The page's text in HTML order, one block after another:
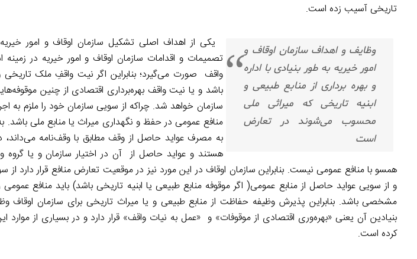
تاریخی آسیب زده است.
وظایف و اهداف سازمان اوقاف و
امور خیریه به طور بنیادی با اداره
و بهره برداری از منابع طبیعی و
ابنیه تاریخی که میراثی ملی
محسوب می‌شوند در تعارض
است
یکی از اهداف اصلی تشکیل سازمان اوقاف و امور
تصمیمات و اقدامات سازمان اوقاف و امور خیریه در زمینه
واقف صورت می‌گیرد؛ بنابراین اگر نیت واقفِ ملک
باشد و یا نیت واقف بهره‌برداری اقتصادی از چنین
سازمان خواهد شد. چراکه از سویی سازمان خود را ملزم به
منافع عمومی در حفظ و نگهداری میراث یا منابع ملی باشد.
به مصرف عواید حاصل از وقف مطابق با وقف‌نامه می‌داند،
هستند و عواید حاصل از آن در اختیار سازمان و یا
همسو با منافع عمومی نیست. بنابراین سازمان اوقاف در این مورد نیز در موقعیت تعارض منافع قرار دارد
و از سویی عواید حاصل از منابع عمومی( اگر موقوفه منابع طبیعی یا ابنیه تاریخی باشد) باید منافع
مشخصی باشد. بنابراین پذیرش وظیفه حفاظت از منابع طبیعی و یا میراث تاریخی برای سازمان
بنیادین آن یعنی «بهره‌وری اقتصادی از موقوفات» و «عمل به نیات واقف» قرار دارد و در بسیاری از موارد
کرده است.